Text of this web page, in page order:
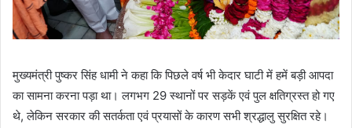
मुख्यमंत्री पुष्कर सिंह धामी ने कहा कि पिछले वर्ष भी केदार घाटी में हमें बड़ी आपदा
का सामना करना पड़ा था। लगभग 29 स्थानों पर सड़कें एवं पुल क्षतिग्रस्त हो गए
थे, लेकिन सरकार की सतर्कता एवं प्रयासों के कारण सभी श्रद्धालु सुरक्षित रहे।